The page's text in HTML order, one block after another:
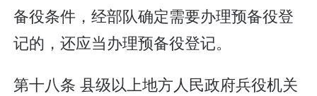
备役条件，经部队确定需要办理预备役登
记的，还应当办理预备役登记。
第十八条 县级以上地方人民政府兵役机关